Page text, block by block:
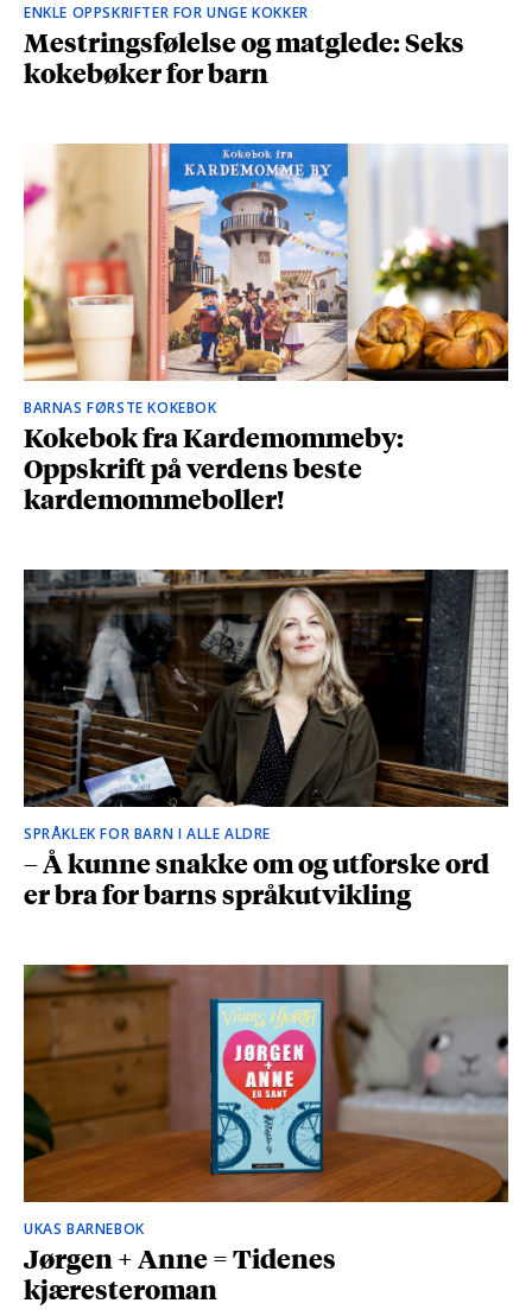
ENKLE OPPSKRIFTER FOR UNGE KOKKER
Mestringsfølelse og matglede: Seks
kokebøker for barn
BARNAS FØRSTE KOKEBOK
Kokebok fra Kardemommeby:
Oppskrift på verdens beste
kardemommeboller!
SPRÅKLEK FOR BARN I ALLE ALDRE
– Å kunne snakke om og utforske ord
er bra for barns språkutvikling
UKAS BARNEBOK
Jørgen + Anne = Tidenes
kjæresteroman